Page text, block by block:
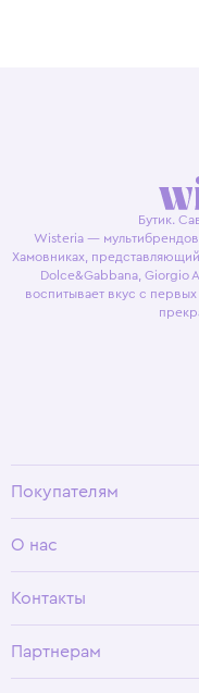
Бутик.
Wisteria —
Хамовниках,
Dolce&Gabbana, Giorgio
воспитывает вкус с
Покупателям
Условия возврата
О нас
Программа лояльности
Контакты
Партнерам